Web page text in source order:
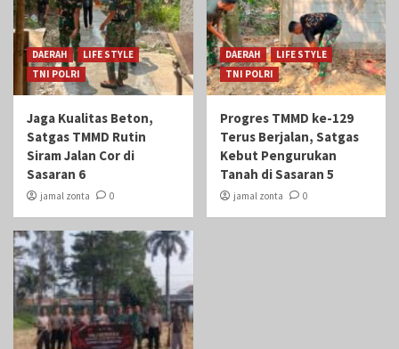
DAERAH
LIFE STYLE
TNI POLRI
Jaga Kualitas Beton,
Satgas TMMD Rutin
Siram Jalan Cor di
Sasaran 6
jamal zonta 0
DAERAH
LIFE STYLE
TNI POLRI
Progres TMMD ke-129
Terus Berjalan, Satgas
Kebut Pengurukan
Tanah di Sasaran 5
jamal zonta 0